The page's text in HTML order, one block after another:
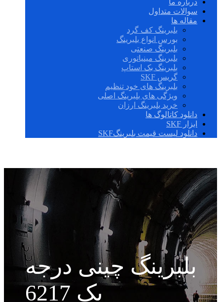
درباره ما
سوالات متداول
مقاله ها
بلبرینگ کف گرد
بورس انواع بلبرینگ
بلبرینگ صنعتی
بلبرینگ مینیاتوری
بلبرینگ بک استاپ
گریس SKF
بلبرینگ های خود تنظیم
ویژگی های بلبرینگ اصلی
خرید بلبرینگ ارزان
دانلود کاتالوگ ها
ابزار SKF
دانلود لیست قیمت بلبرینگSKF
بلبرینگ چینی درجه
یک 6217